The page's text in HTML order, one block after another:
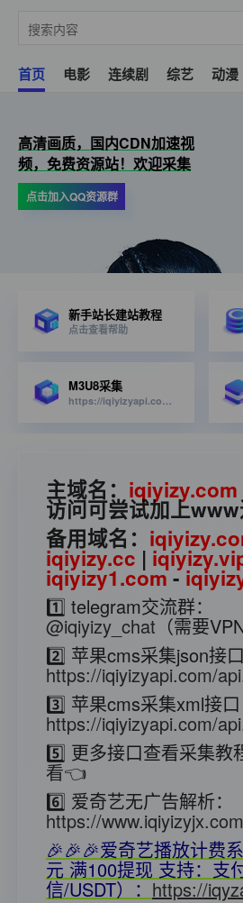
首页 电影 连续剧 综艺 动漫
高清画质，国内CDN加速视
频，免费资源站！欢迎采集
点击加入QQ资源群
新手站长建站教程
点击查看帮助
M3U8采集
https://iqiyizyapi.com/api.php/provide/vod/from/snm3u8/at/xml
主域名： iqiyizy.com
访问可尝试加上
备用域名：
iqiyizy.cc |
iqiyizy1.com-
1️⃣ telegram交流群：
@iqiyizy_chat （需要
2️⃣ 苹果cms采集json接口
https://iqiyizyapi.com/
3️⃣ 苹果cms采集xml接口
https://iqiyizyapi.com/
5️⃣ 更多接口查看采集教
看👈
6️⃣ 爱奇艺无广告解析：
https://
🎉🎉🎉爱奇艺播放计费
元 满100提现 支持：支
信/USDT）： https://